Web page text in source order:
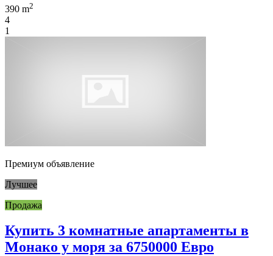
390 m2
4
1
Премиум объявление
Лучшее
Продажа
Купить 3 комнатные апартаменты в
Монако у моря за 6750000 Евро